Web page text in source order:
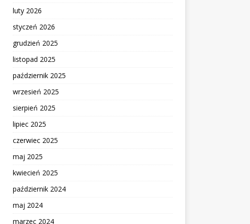
luty 2026
styczeń 2026
grudzień 2025
listopad 2025
październik 2025
wrzesień 2025
sierpień 2025
lipiec 2025
czerwiec 2025
maj 2025
kwiecień 2025
październik 2024
maj 2024
marzec 2024